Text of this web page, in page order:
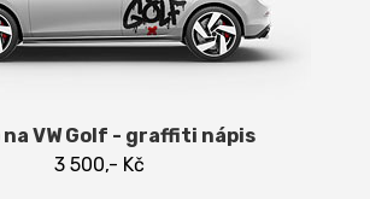
na VW Golf - graffiti nápis
3 500,- Kč